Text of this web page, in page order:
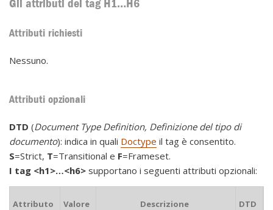
Gli attributi dei tag H1…H6
Attributi richiesti
Nessuno.
Attributi opzionali
DTD (Document Type Definition, Definizione del tipo di
documento): indica in quali Doctype il tag è consentito.
S=Strict, T=Transitional e F=Frameset.
I tag <h1>…<h6> supportano i seguenti attributi opzionali:
Attributo Valore Descrizione DTD